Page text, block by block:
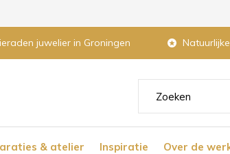
& atelier Inspiratie Over de
juwelier in Groningen
de